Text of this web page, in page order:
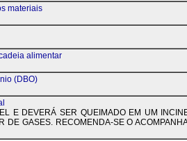
materiais
alimentar
(DBO)
E DEVERÁ SER QUEIMADO EM UM
DE GASES. RECOMENDA-SE O